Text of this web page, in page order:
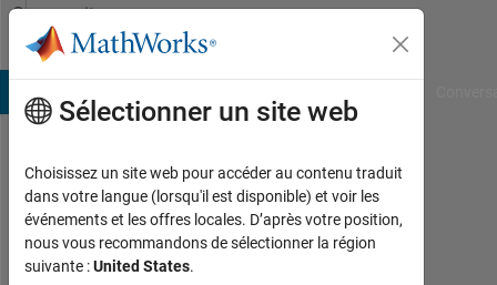
Passer au contenu
Community
Profile
Philosophaie
Actif
depuis
2013
Sélectionner un site web
Choisissez un site web pour accéder au contenu traduit
dans votre langue (lorsqu'il est disponible) et voir les
événements et les offres locales. D’après votre position,
nous vous recommandons de sélectionner la région
suivante :United States.